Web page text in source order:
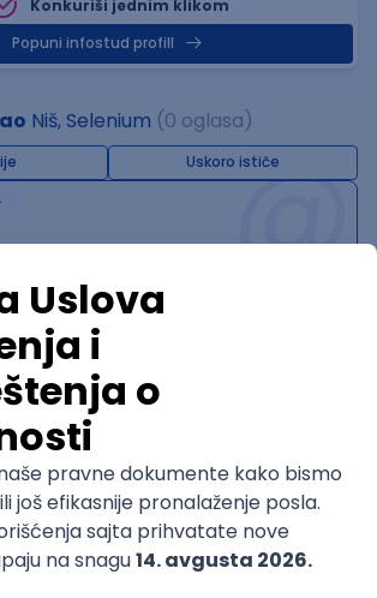
Konkuriši jednim klikom
Popuni infostud profill
Niš, Selenium (0 oglasa)
Uskoro ističe@
GRAD
NAČIN RADA
svakog dana u tvom
Prijavi se
oglasa po traženim kriterijumima